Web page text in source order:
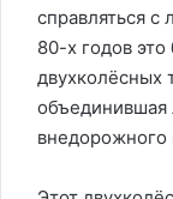
справляться
80-х годов
двухколёсных
объединившая
внедорожного